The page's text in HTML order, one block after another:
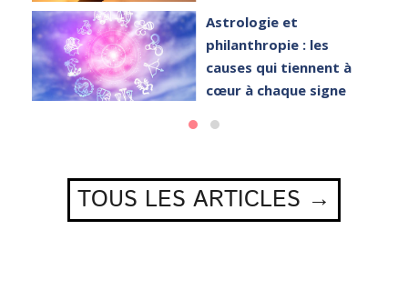
Astrologie et
philanthropie : les
causes qui tiennent à
cœur à chaque signe
TOUS LES ARTICLES →